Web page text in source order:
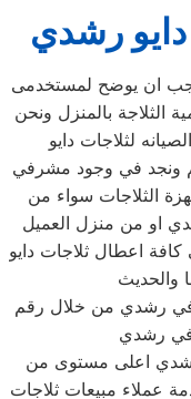
رشدي
ان يوضح لمستخدمى
الثلاجة بالمنزل ونحن
ونجد في وجود مشرفي
الثلاجات سواء من
كافة اعطال ثلاجات دايو
في رشدي من خلال رقم
اعلى مستوى من
عملاء مبيعات ثلاجات